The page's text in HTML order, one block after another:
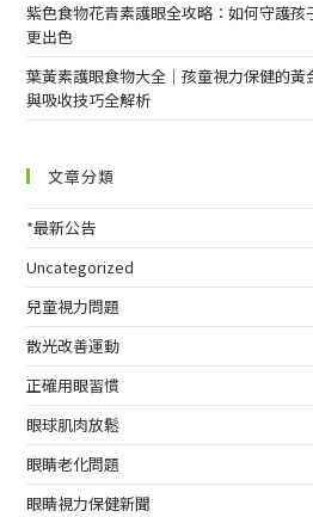
紫色食物花青素護眼全攻略：如何守護
更出色
葉黃素護眼食物大全｜孩童視力保健的
與吸收技巧全解析
文章分類
*最新公告
Uncategorized
兒童視力問題
散光改善運動
正確用眼習慣
眼球肌肉放鬆
眼睛老化問題
眼睛視力保健新聞